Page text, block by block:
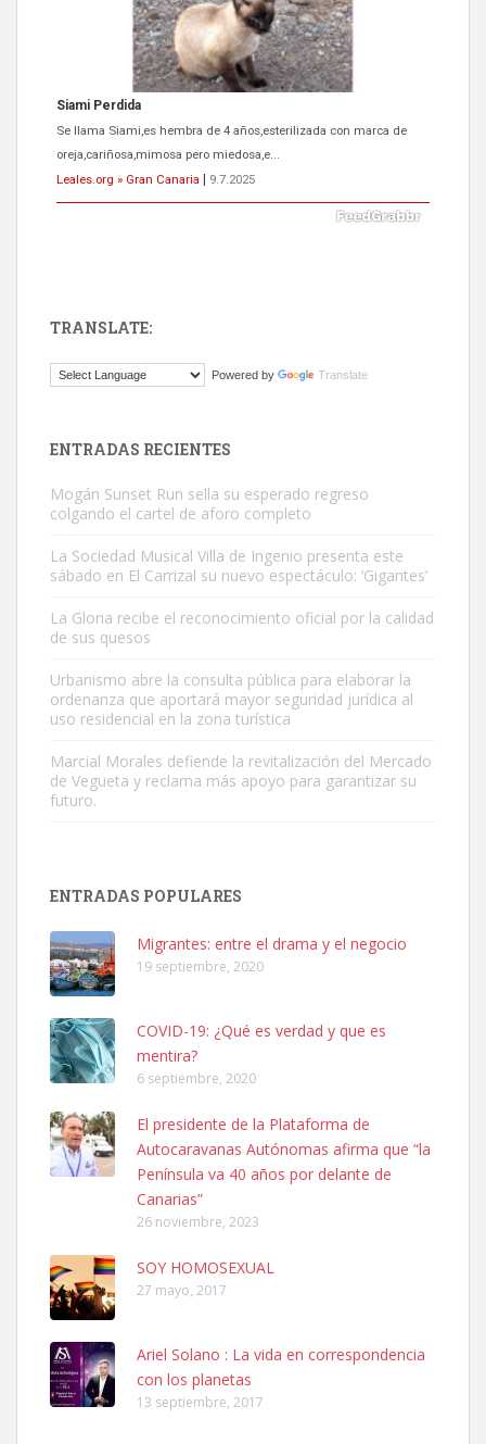
Siami Perdida
Se llama Siami,es hembra de 4 años,esterilizada con marca de
oreja,cariñosa,mimosa pero miedosa,e...
Leales.org » Gran Canaria
9.7.2025
El ayuntamiento se va a llevar a Los Gatos callejeros de la zona los
Este gato macho ha aparecido en la calle hace menos de un mes,
Leales.org » Gran Canaria | 9.7.2025
Leales.org » Gran Canaria
SHIBA PERDIDO AVDA JOSE MESA Y LOPEZ
PERRO MACHO RAZA SHIBA CON MICROCHIP PERDIDO HOY
06/07/2025 ZONA MESA Y LOPEZ. ES MUY ASUSTADIZO
Leales.org » Gran Canaria
6.7.2025
Ninfa perdida
El día 5 se los perdió una ninfa papillera, asustada tiene miedo a la
calle, se perdió por la zon...
TRANSLATE:
Powered by Translate
ENTRADAS RECIENTES
Mogán Sunset Run sella su esperado regreso
colgando el cartel de aforo completo
La Sociedad Musical Villa de Ingenio presenta este
sábado en El Carrizal su nuevo espectáculo: ‘Gigantes’
La Gloria recibe el reconocimiento oficial por la calidad
de sus quesos
Urbanismo abre la consulta pública para elaborar la
ordenanza que aportará mayor seguridad jurídica al
uso residencial en la zona turística
Marcial Morales defiende la revitalización del Mercado
de Vegueta y reclama más apoyo para garantizar su
futuro.
ENTRADAS POPULARES
Migrantes: entre el drama y el negocio
19 septiembre, 2020
COVID-19: ¿Qué es verdad y que es
mentira?
6 septiembre, 2020
El presidente de la Plataforma de
Autocaravanas Autónomas afirma que “la
Península va 40 años por delante de
Canarias”
26 noviembre, 2023
SOY HOMOSEXUAL
27 mayo, 2017
Ariel Solano : La vida en correspondencia
con los planetas
13 septiembre, 2017